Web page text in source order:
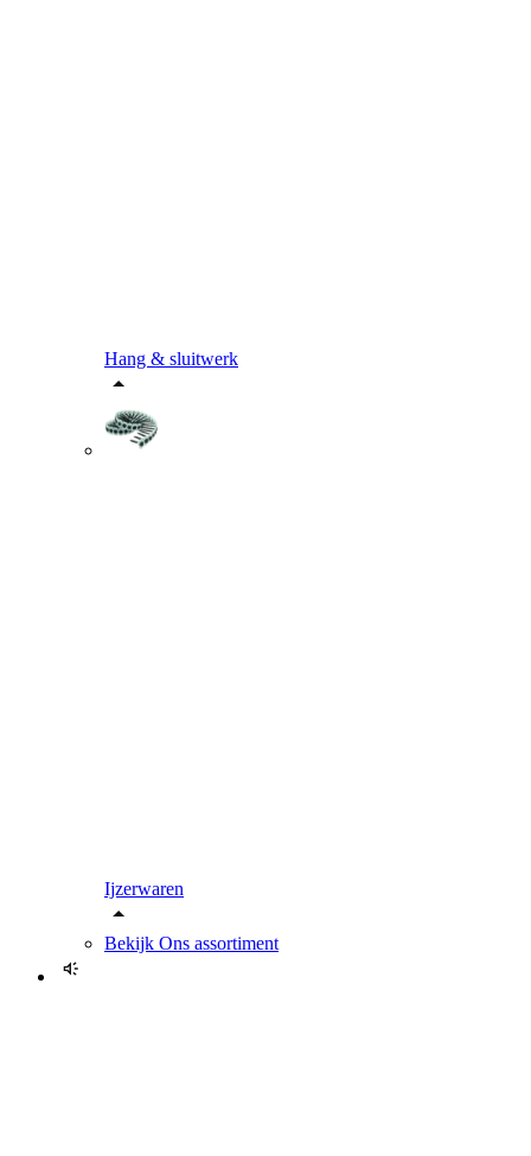
Hang & sluitwerk
Ijzerwaren
Bekijk Ons assortiment